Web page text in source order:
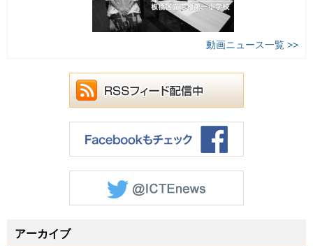
動画ニュース一覧 >>
アーカイブ